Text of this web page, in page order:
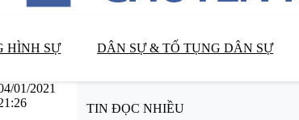
HÌNH SỰ DÂN SỰ & TỐ TỤNG DÂN SỰ
01/2021
TIN ĐỌC NHIỀU